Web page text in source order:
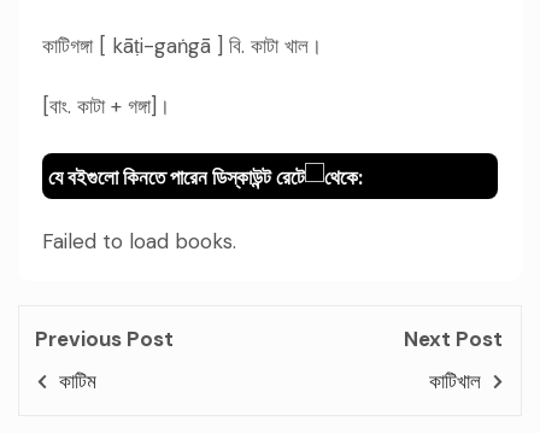
কাটিগঙ্গা [ kāṭi-gaṅgā ] বি. কাটা খাল।
[বাং. কাটা + গঙ্গা]।
যে বইগুলো কিনতে পারেন ডিস্কাউন্ট রেটে থেকে:
Failed to load books.
Previous Post
কাটিম
Next Post
কাটিখাল